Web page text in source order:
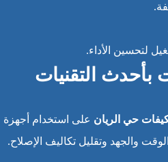
لتحسين الأداء.
بأحدث التقنيات
حي الريان على استخدام
والجهد وتقليل تكاليف الإصلاح.